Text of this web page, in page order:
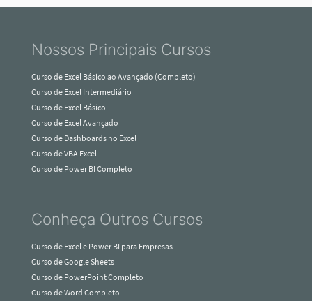
Nossos Principais Cursos
Curso de Excel Básico ao Avançado (Completo)
Curso de Excel Intermediário
Curso de Excel Básico
Curso de Excel Avançado
Curso de Dashboards no Excel
Curso de VBA Excel
Curso de Power BI Completo
Conheça Outros Cursos
Curso de Excel e Power BI para Empresas
Curso de Google Sheets
Curso de PowerPoint Completo
Curso de Word Completo